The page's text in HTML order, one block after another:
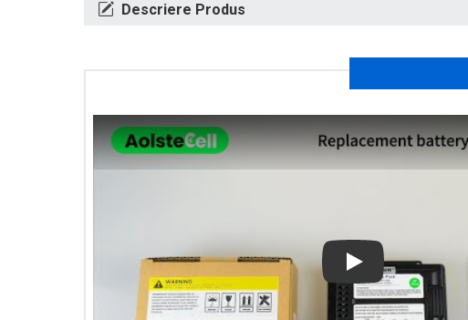
Descriere Produs